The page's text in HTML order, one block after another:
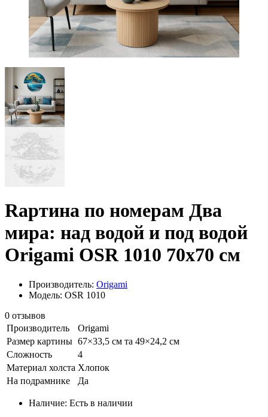
Rартина по номерам Два
мира: над водой и под водой
Origami OSR 1010 70x70 см
Производитель: Origami
Модель: OSR 1010
0 отзывов
Производитель
Origami
Размер картины 67×33,5 см та 49×24,2 см
Сложность
4
Материал холста Хлопок
На подрамнике
Да
Наличие: Есть в наличии